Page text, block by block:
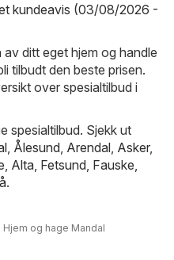
kundeavis (03/08/2026 -
ditt eget hjem og handle
tilbudt den beste prisen.
over spesialtilbud i
spesialtilbud. Sjekk ut
Ålesund Arendal Asker,
Alta Fetsund Fauske
Hjem og hage Mandal